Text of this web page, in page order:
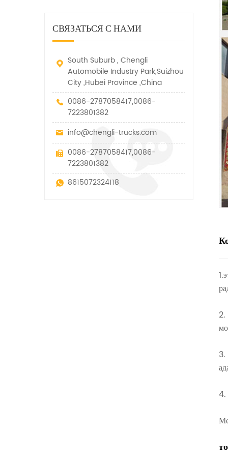
транспортные средства.
специальных транспортных
средств, которые допускаются
параметров этого вида
вытягивание и подъем тяги.
СВЯЗАТЬСЯ С НАМИ
South Suburb , Chengli
Automobile Industry Park,Suizhou
City ,Hubei Province ,China
0086-2787058417,0086-
7223801382
info@chengli-trucks.com
0086-2787058417,0086-
7223801382
8615072324118
2.
3.
4.